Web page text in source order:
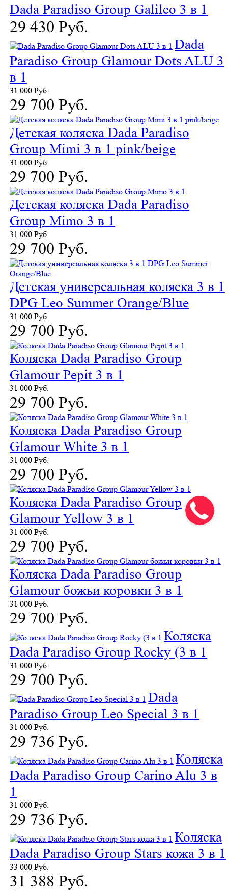
Dada Paradiso Group Galileo 3 в 1
29 430 Руб.
Dada
Paradiso Group Glamour Dots ALU 3
в 1
31 000 Руб.
29 700 Руб.
Детская коляска Dada Paradiso
Group Mimi 3 в 1 pink/beige
31 000 Руб.
29 700 Руб.
Детская коляска Dada Paradiso
Group Mimo 3 в 1
31 000 Руб.
29 700 Руб.
Детская универсальная коляска 3 в 1
DPG Leo Summer Orange/Blue
31 000 Руб.
29 700 Руб.
Коляска Dada Paradiso Group
Glamour Pepit 3 в 1
31 000 Руб.
29 700 Руб.
Коляска Dada Paradiso Group
Glamour White 3 в 1
31 000 Руб.
29 700 Руб.
Коляска Dada Paradiso Group
Glamour Yellow 3 в 1
31 000 Руб.
29 700 Руб.
Коляска Dada Paradiso Group
Glamour божьи коровки 3 в 1
31 000 Руб.
29 700 Руб.
Коляска
Dada Paradiso Group Rocky (3 в 1
31 000 Руб.
29 700 Руб.
Dada
Paradiso Group Leo Special 3 в 1
31 000 Руб.
29 736 Руб.
Коляска
Dada Paradiso Group Carino Alu 3 в
1
31 000 Руб.
29 736 Руб.
Коляска
Dada Paradiso Group Stars кожа 3 в 1
33 000 Руб.
31 388 Руб.